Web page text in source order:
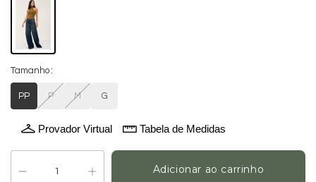
Tamanho
PP P M G
Provador Virtual Tabela de Medidas